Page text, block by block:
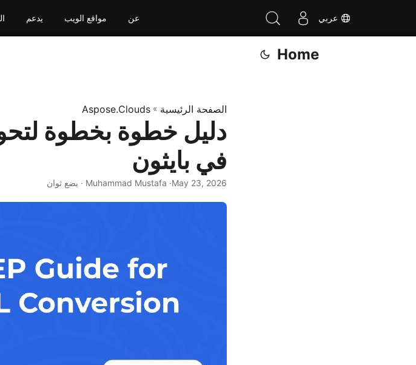
عربي يدعم مواقع الويب عن
Home
الصفحة الرئيسية »
Aspose.Clouds
في بايثون
May 23, 2026· Muhammad Mustafa · بضع ثوان